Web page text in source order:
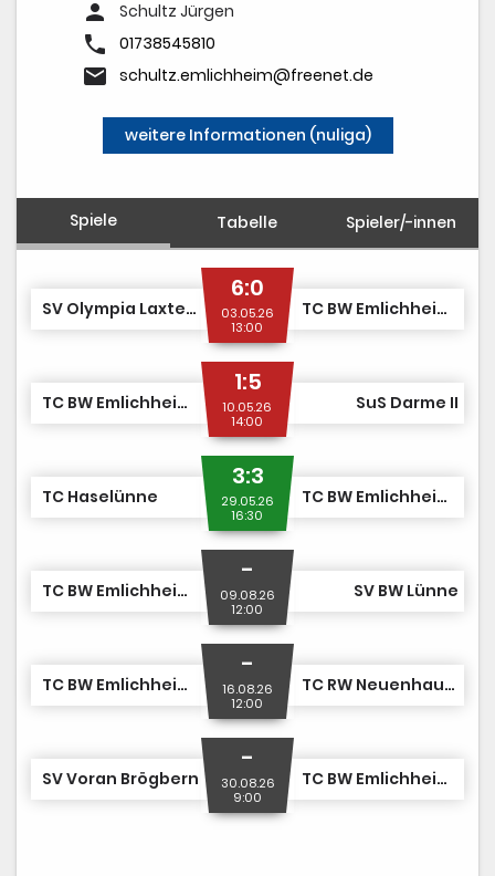
person Schultz Jürgen
phone 01738545810
email schultz.emlichheim@freenet.de
weitere Informationen (nuliga)
Spiele Tabelle Spieler/-innen
SV Olympia Laxten II
6:0
03.05.26
13:00
TC BW Emlichheim IV
TC BW Emlichheim IV
1:5
10.05.26
14:00
SuS Darme II
TC Haselünne
3:3
29.05.26
16:30
TC BW Emlichheim IV
TC BW Emlichheim IV
-
09.08.26
12:00
SV BW Lünne
TC BW Emlichheim IV
-
16.08.26
12:00
TC RW Neuenhaus II
SV Voran Brögbern
-
30.08.26
9:00
TC BW Emlichheim IV